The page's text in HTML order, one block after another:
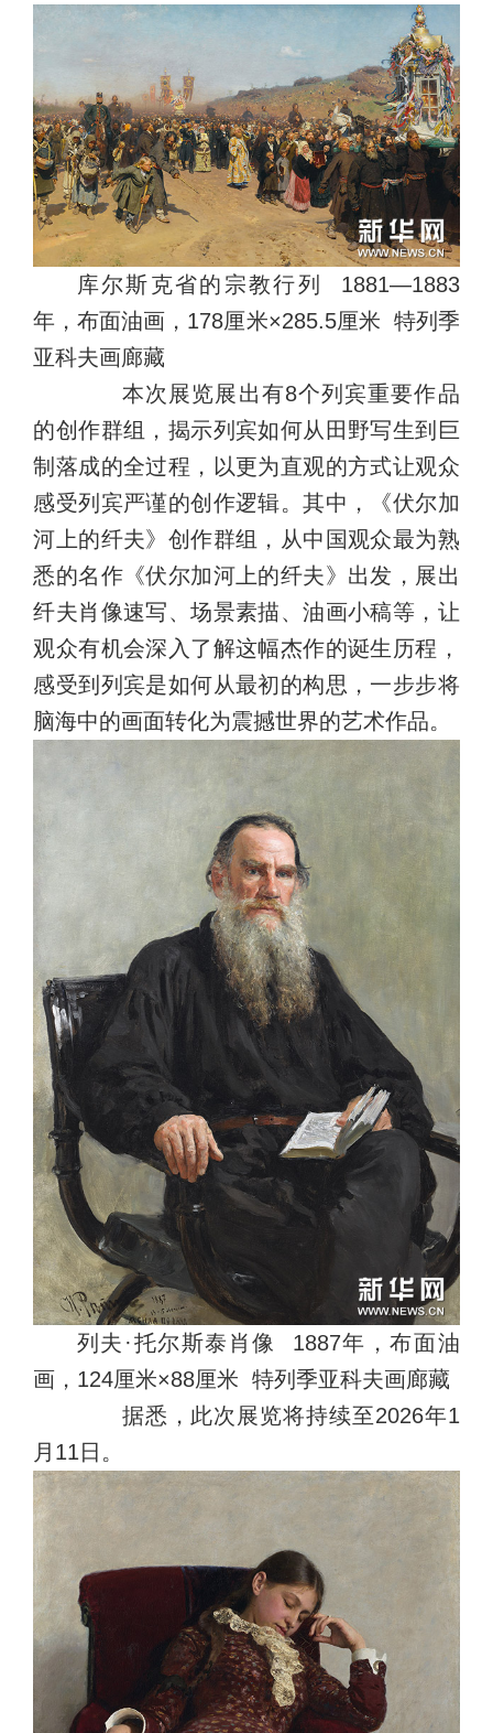
库尔斯克省的宗教行列 1881—1883
年，布面油画，178厘米×285.5厘米 特列季
亚科夫画廊藏
本次展览展出有8个列宾重要作品
的创作群组，揭示列宾如何从田野写生到巨
制落成的全过程，以更为直观的方式让观众
感受列宾严谨的创作逻辑。其中，《伏尔加
河上的纤夫》创作群组，从中国观众最为熟
悉的名作《伏尔加河上的纤夫》出发，展出
纤夫肖像速写、场景素描、油画小稿等，让
观众有机会深入了解这幅杰作的诞生历程，
感受到列宾是如何从最初的构思，一步步将
脑海中的画面转化为震撼世界的艺术作品。
列夫·托尔斯泰肖像 1887年，布面油
画，124厘米×88厘米 特列季亚科夫画廊藏
据悉，此次展览将持续至2026年1
月11日。